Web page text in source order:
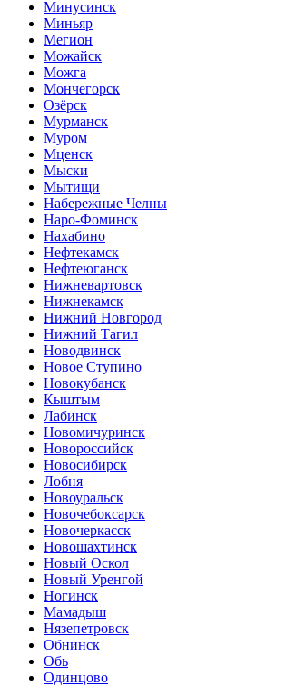
Минусинск
Миньяр
Мегион
Можайск
Можга
Мончегорск
Озёрск
Мурманск
Муром
Мценск
Мыски
Мытищи
Набережные Челны
Наро-Фоминск
Нахабино
Нефтекамск
Нефтеюганск
Нижневартовск
Нижнекамск
Нижний Новгород
Нижний Тагил
Новодвинск
Новое Ступино
Новокубанск
Кыштым
Лабинск
Новомичуринск
Новороссийск
Новосибирск
Лобня
Новоуральск
Новочебоксарск
Новочеркасск
Новошахтинск
Новый Оскол
Новый Уренгой
Ногинск
Мамадыш
Нязепетровск
Обнинск
Обь
Одинцово